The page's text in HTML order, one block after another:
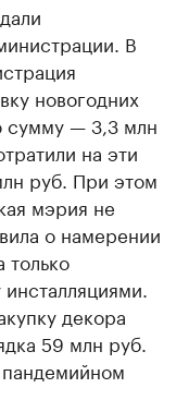
В
новогодних
сумму — 3,3 млн
на эти
руб. При этом
мэрия не
о намерении
декора
59 млн руб.